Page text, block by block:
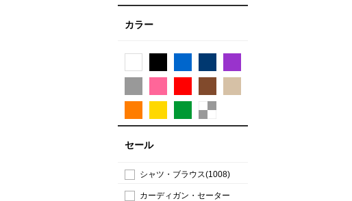
カラー
セール
シャツ・ブラウス(1008)
カーディガン・セーター